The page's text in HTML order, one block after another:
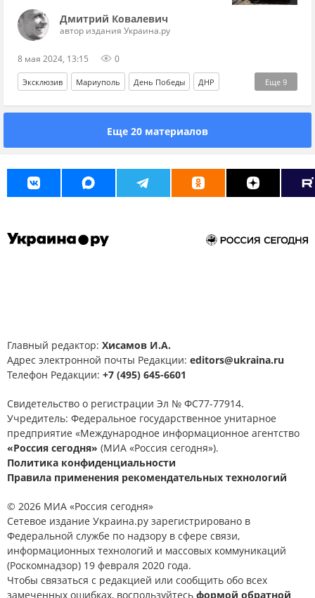
Дмитрий Ковалевич
автор издания Украина.ру
8 мая 2024, 13:15 0
Еще 9
Эксклюзив Мариуполь День Победы ДНР
Россия Украина Донбасс
Донецкая Народная Республика Арсен Аваков
Еще 20 материалов
Главный редактор: Хисамов И.А.
Адрес электронной почты Редакции: editors@ukraina.ru
Телефон Редакции: +7 (495) 645-6601
Свидетельство о регистрации Эл № ФС77-77914.
Учредитель: Федеральное государственное унитарное
предприятие «Международное информационное агентство
«Россия сегодня» (МИА «Россия сегодня»).
Политика конфиденциальности
Правила применения рекомендательных технологий
© 2026 МИА «Россия сегодня»
Сетевое издание Украина.ру зарегистрировано в
Федеральной службе по надзору в сфере связи,
информационных технологий и массовых коммуникаций
(Роскомнадзор) 19 февраля 2020 года.
Чтобы связаться с редакцией или сообщить обо всех
замеченных ошибках, воспользуйтесь формой обратной